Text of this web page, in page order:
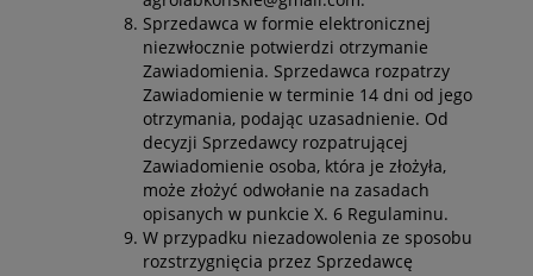
Sprzedawca w formie elektronicznej
niezwłocznie potwierdzi otrzymanie
Zawiadomienia. Sprzedawca rozpatrzy
Zawiadomienie w terminie 14 dni od jego
otrzymania, podając uzasadnienie. Od
decyzji Sprzedawcy rozpatrującej
Zawiadomienie osoba, która je złożyła,
może złożyć odwołanie na zasadach
opisanych w punkcie X. 6 Regulaminu.
W przypadku niezadowolenia ze sposobu
rozstrzygnięcia przez Sprzedawcę